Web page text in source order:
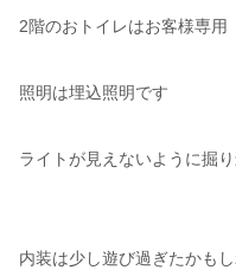
2階のおトイレはお客様専用
照明は埋込照明です
ライトが見えないように掘
内装は少し遊び過ぎたかも